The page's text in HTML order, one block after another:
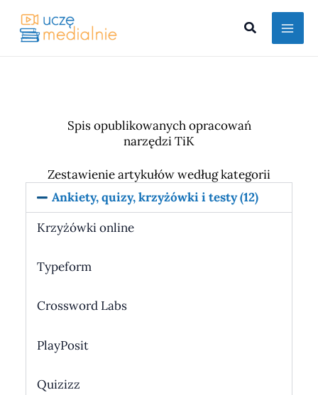
Szukaj
Spis opublikowanych opracowań
narzędzi TiK
Zestawienie artykułów według kategorii
Ankiety, quizy, krzyżówki i testy (12)
Krzyżówki online
Typeform
Crossword Labs
PlayPosit
Quizizz